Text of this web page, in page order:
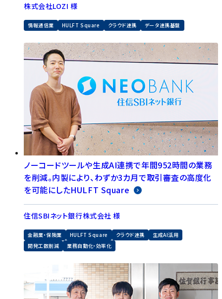
株式会社LOZI 様
情報通信業 HULFT Square クラウド連携 データ連携基盤
ノーコードツールや生成AI連携で年間952時間の業務
を削減。内製により、わずか3カ月で取引審査の高度化
を可能にしたHULFT Square
住信SBIネット銀行株式会社 様
金融業・保険業 HULFT Square クラウド連携
生成AI活用
開発工数削減
業務自動化・効率化